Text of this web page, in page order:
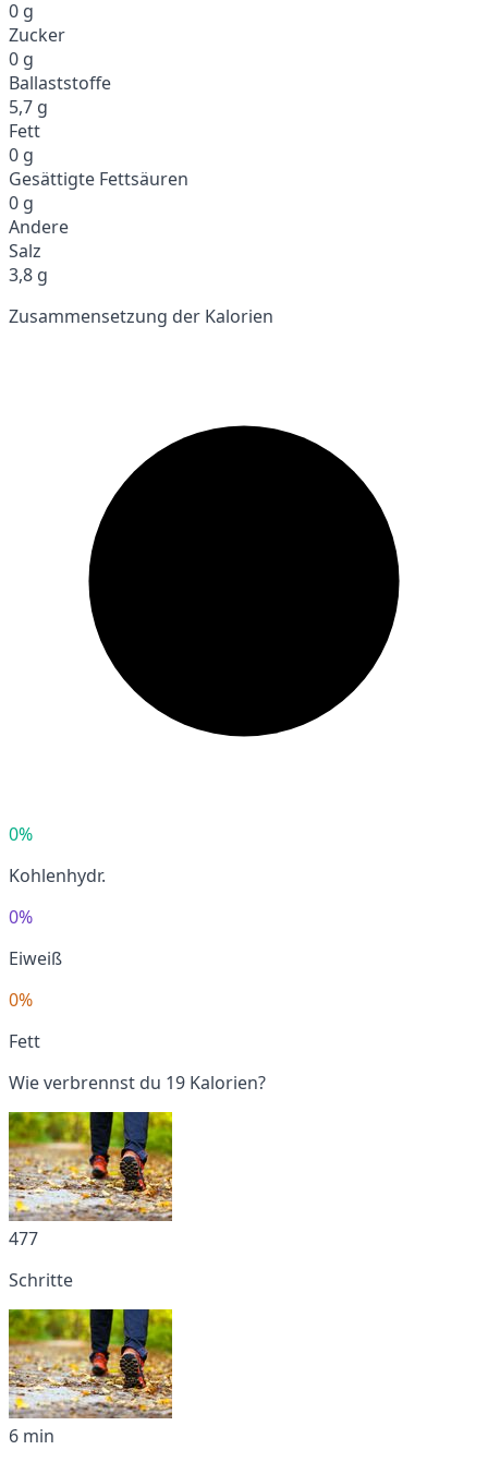
0 g
Zucker
0 g
Ballaststoffe
5,7 g
Fett
0 g
Gesättigte Fettsäuren
0 g
Andere
Salz
3,8 g
Zusammensetzung der Kalorien
0%
Kohlenhydr.
0%
Eiweiß
0%
Fett
Wie verbrennst du 19 Kalorien?
477
Schritte
6 min